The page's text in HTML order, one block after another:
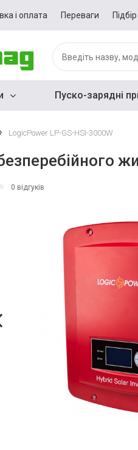
і оплата Переваги
Пуско-зарядні
LogicPower LP-GS-HSI-3000W
0 відгуків